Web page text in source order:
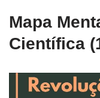
Mapa
Científica